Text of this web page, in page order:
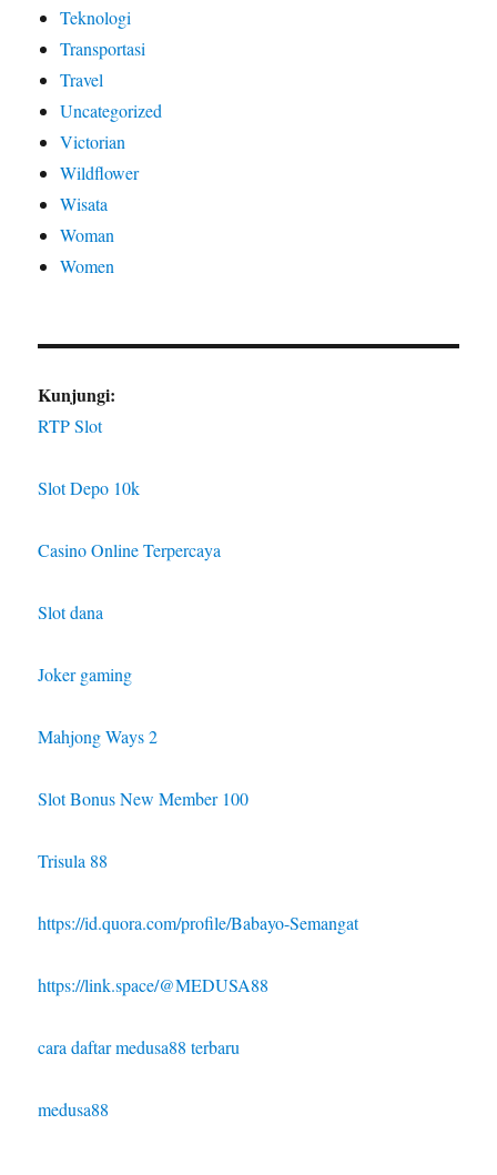
Teknologi
Transportasi
Travel
Uncategorized
Victorian
Wildflower
Wisata
Woman
Women
Kunjungi:
RTP Slot
Slot Depo 10k
Casino Online Terpercaya
Slot dana
Joker gaming
Mahjong Ways 2
Slot Bonus New Member 100
Trisula 88
https://id.quora.com/profile/Babayo-Semangat
https://link.space/@MEDUSA88
cara daftar medusa88 terbaru
medusa88